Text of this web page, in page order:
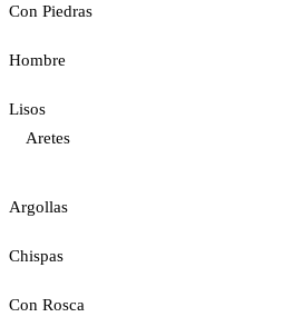
Con Piedras
Hombre
Lisos
Aretes
Argollas
Chispas
Con Rosca